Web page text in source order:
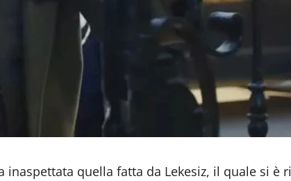
inaspettata quella fatta da Lekesiz, il quale si è